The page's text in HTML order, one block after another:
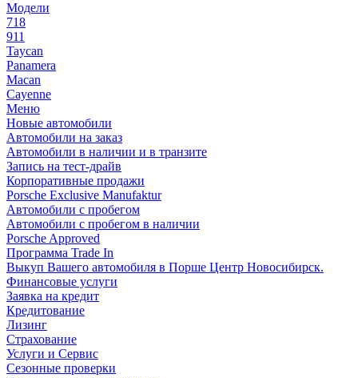
Модели
718
911
Taycan
Panamera
Macan
Cayenne
Меню
Новые автомобили
Автомобили на заказ
Автомобили в наличии и в транзите
Запись на тест-драйв
Корпоративные продажи
Porsche Exclusive Manufaktur
Автомобили с пробегом
Автомобили с пробегом в наличии
Porsche Approved
Программа Trade In
Выкуп Вашего автомобиля в Порше Центр Новосибирск.
Финансовые услуги
Заявка на кредит
Кредитование
Лизинг
Страхование
Услуги и Сервис
Сезонные проверки